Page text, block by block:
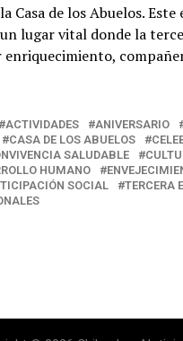
Casa de los Abuelos. Este
lugar vital donde la
ACTIVIDADES ANIVERSARIO
CASA DE LOS ABUELOS
SALUDABLE
HUMANO
SOCIAL
TERCERA